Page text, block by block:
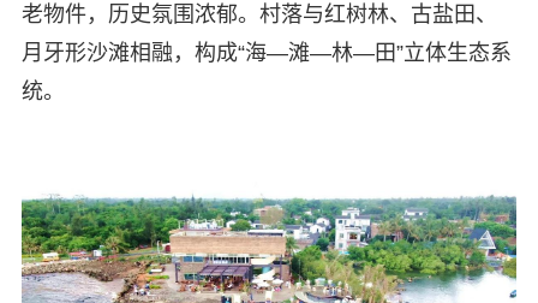
老物件，历史氛围浓郁。村落与红树林、古盐田、
月牙形沙滩相融，构成“海—滩—林—田”立体生态系
统。